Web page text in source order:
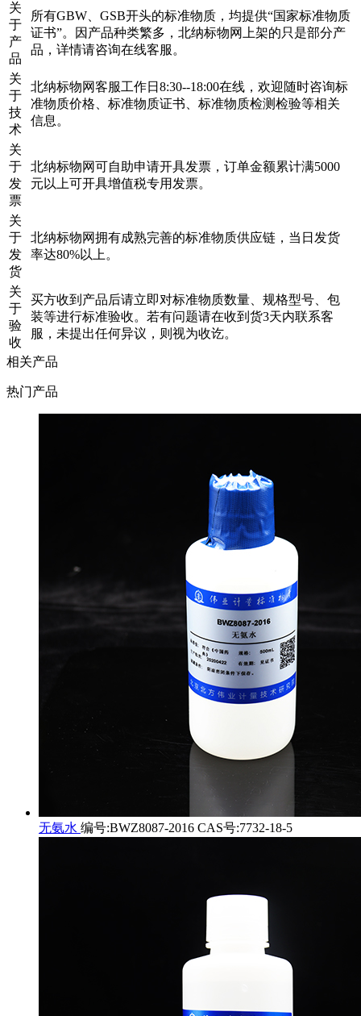
关
于
产
品
所有GBW、GSB开头的标准物质，均提供“国家标准物质
证书”。因产品种类繁多，北纳标物网上架的只是部分产
品，详情请咨询在线客服。
关
于
技
术
北纳标物网客服工作日8:30--18:00在线，欢迎随时咨询标
准物质价格、标准物质证书、标准物质检测检验等相关
信息。
关
于
发
票
北纳标物网可自助申请开具发票，订单金额累计满5000
元以上可开具增值税专用发票。
关
于
发
货
北纳标物网拥有成熟完善的标准物质供应链，当日发货
率达80%以上。
关
于
验
收
买方收到产品后请立即对标准物质数量、规格型号、包
装等进行标准验收。若有问题请在收到货3天内联系客
服，未提出任何异议，则视为收讫。
相关产品
热门产品
无氨水 编号:BWZ8087-2016 CAS号:7732-18-5